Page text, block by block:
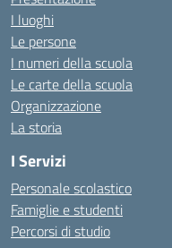
I luoghi
Le persone
I numeri della scuola
Le carte della scuola
Organizzazione
La storia
I Servizi
Personale scolastico
Famiglie e studenti
Percorsi di studio